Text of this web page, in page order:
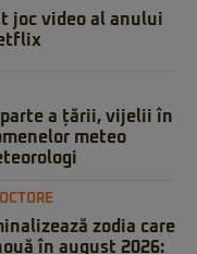
joc video al anului
a țării, vijelii în
meteo
zodia care
în august 2026: